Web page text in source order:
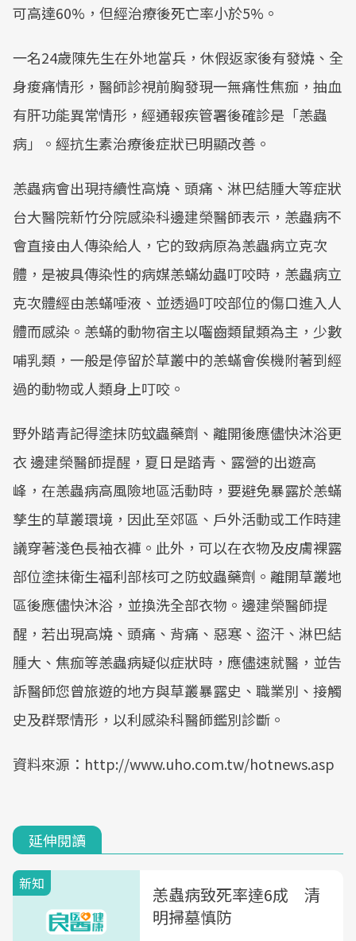
可高達60%，但經治療後死亡率小於5%。
一名24歲陳先生在外地當兵，休假返家後有發燒、全
身痠痛情形，醫師診視前胸發現一無痛性焦痂，抽血
有肝功能異常情形，經通報疾管署後確診是「恙蟲
病」。經抗生素治療後症狀已明顯改善。
恙蟲病會出現持續性高燒、頭痛、淋巴結腫大等症狀
台大醫院新竹分院感染科邊建榮醫師表示，恙蟲病不
會直接由人傳染給人，它的致病原為恙蟲病立克次
體，是被具傳染性的病媒恙蟎幼蟲叮咬時，恙蟲病立
克次體經由恙蟎唾液、並透過叮咬部位的傷口進入人
體而感染。恙蟎的動物宿主以囓齒類鼠類為主，少數
哺乳類，一般是停留於草叢中的恙蟎會俟機附著到經
過的動物或人類身上叮咬。
野外踏青記得塗抹防蚊蟲藥劑、離開後應儘快沐浴更
衣 邊建榮醫師提醒，夏日是踏青、露營的出遊高
峰，在恙蟲病高風險地區活動時，要避免暴露於恙蟎
孳生的草叢環境，因此至郊區、戶外活動或工作時建
議穿著淺色長袖衣褲。此外，可以在衣物及皮膚裸露
部位塗抹衛生福利部核可之防蚊蟲藥劑。離開草叢地
區後應儘快沐浴，並換洗全部衣物。邊建榮醫師提
醒，若出現高燒、頭痛、背痛、惡寒、盜汗、淋巴結
腫大、焦痂等恙蟲病疑似症狀時，應儘速就醫，並告
訴醫師您曾旅遊的地方與草叢暴露史、職業別、接觸
史及群聚情形，以利感染科醫師鑑別診斷。
資料來源：http://www.uho.com.tw/hotnews.asp
延伸閱讀
新知
恙蟲病致死率達6成 清
明掃墓慎防